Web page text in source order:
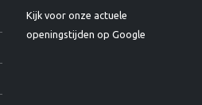
Kijk voor onze actuele
openingstijden op Google